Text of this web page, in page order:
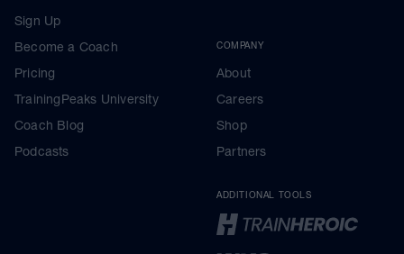
Sign Up
Become a Coach
Pricing
TrainingPeaks University
Coach Blog
Podcasts
COMPANY
About
Careers
Shop
Partners
ADDITIONAL TOOLS